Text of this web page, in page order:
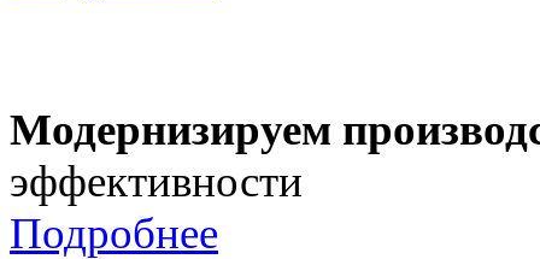
Модернизируем
эффективности
Подробнее